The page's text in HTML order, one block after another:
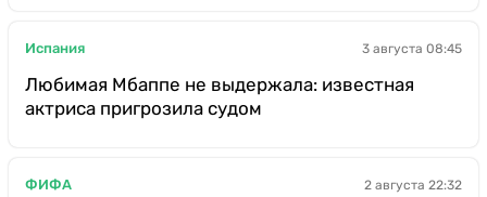
Испания 3 августа 08:45
Любимая Мбаппе не выдержала: известная
актриса пригрозила судом
ФИФА 2 августа 22:32